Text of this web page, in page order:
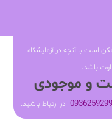
است با آنچه در آزمایشگاه
باشد.
و موجودی
در ارتباط باشید.